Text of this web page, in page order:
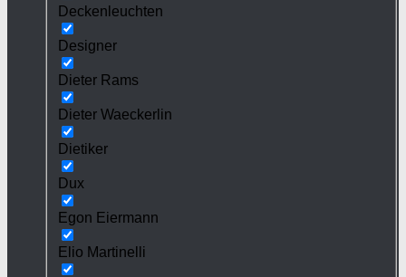
Deckenleuchten
Designer
Dieter Rams
Dieter Waeckerlin
Dietiker
Dux
Egon Eiermann
Elio Martinelli